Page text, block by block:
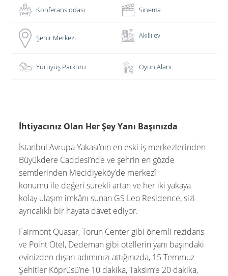
Konferans odası Sinema
Şehir Merkezi Akıllı ev
Yürüyüş Parkuru Oyun Alanı
İhtiyacınız Olan Her Şey Yanı Başınızda
İstanbul Avrupa Yakası’nın en eski iş merkezlerinden
Büyükdere Caddesi’nde ve şehrin en gözde
semtlerinden Mecidiyeköy’de merkezî
konumu ile değeri sürekli artan ve her iki yakaya
kolay ulaşım imkânı sunan GS Leo Residence, sizi
ayrıcalıklı bir hayata davet ediyor.
Fairmont Quasar, Torun Center gibi önemli rezidans
ve Point Otel, Dedeman gibi otellerin yanı başındaki
evinizden dışarı adımınızı attığınızda, 15 Temmuz
Şehitler Köprüsü’ne 10 dakika, Taksim’e 20 dakika,